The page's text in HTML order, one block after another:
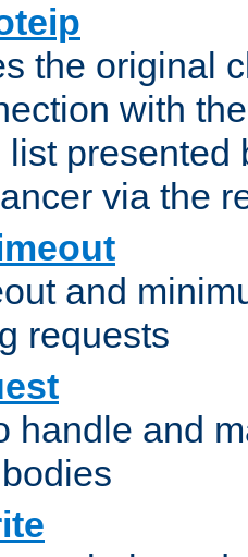
the original
with
list presented
via the
and
requests
handle and